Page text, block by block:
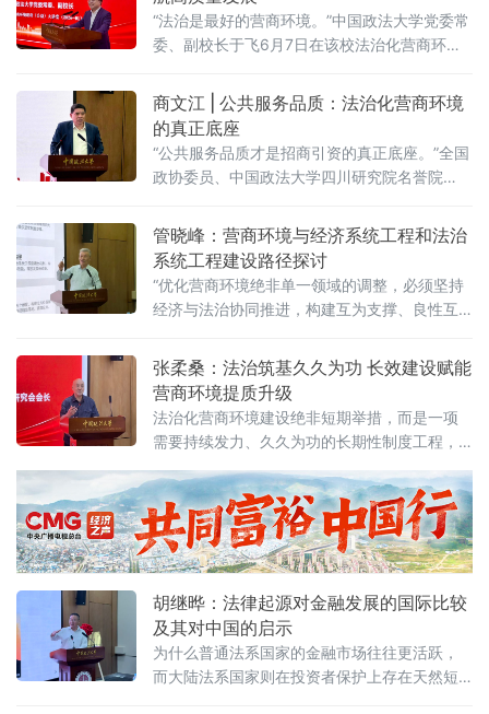
“法治是最好的营商环境。”中国政法大学党委常
委、副校长于飞6月7日在该校法治化营商环境
商环境的核心要义在于法治化保障——因为法
治提供明确的预期。当天，中国政法大学法治
化营商环境建设与数字金融研究中心在京正式
成立，同步启动“法治筑基、商业有序——地方
政府促进招商引资和高质量发展路径”法治化营
商文江 | 公共服务品质：法治化营商环境
的真正底座
“公共服务品质才是招商引资的真正底座。”全国
政协委员、中国政法大学四川研究院名誉院
营商环境建设与数字金融研究中心揭牌仪式上
作出上述表示。他指出，《公平竞争审查条
例》施行后，各地招商引资的竞争焦点已从“拼
政策洼地”转向“拼服务高地”“拼法治高地”，长期
稳定、高效透明的法治环境与公共服务成为吸
管晓峰：营商环境与经济系统工程和法治
系统工程建设路径探讨
“优化营商环境绝非单一领域的调整，必须坚持
经济与法治协同推进，构建互为支撑、良性互
教授管晓峰6月7日在中国政法大学法治化营商
环境建设与数字金融研究中心揭牌仪式上作出
上述表示。他在题为《营商环境与经济、法治
系统工程建设路径探讨》的主题演讲中，系统
阐述以系统工程思维推进营商环境建设的理论
框架与实践路径。管晓峰从市场发展环境问
张柔桑：法治筑基久久为功 长效建设赋能
营商环境提质升级
法治化营商环境建设绝非短期举措，而是一项
需要持续发力、久久为功的长期性制度工程，
展的根本路径。
胡继晔：法律起源对金融发展的国际比较
及其对中国的启示
为什么普通法系国家的金融市场往往更活跃，
而大陆法系国家则在投资者保护上存在天然短